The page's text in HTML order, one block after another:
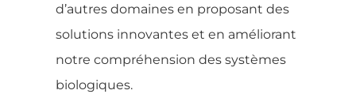
d’autres domaines en proposant des
solutions innovantes et en améliorant
notre compréhension des systèmes
biologiques.